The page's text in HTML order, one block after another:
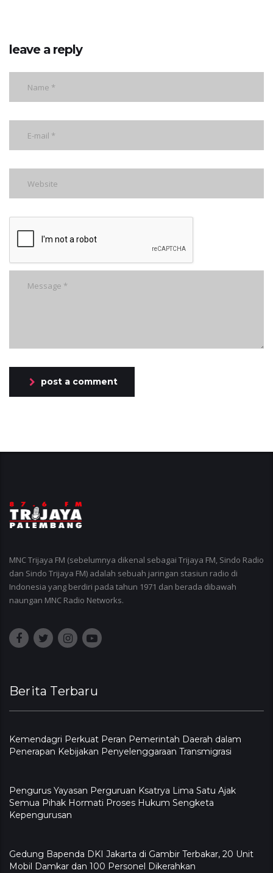
leave a reply
post a comment
MNC Trijaya FM (sebelumnya dikenal sebagai Trijaya FM, Sindo Radio
dan Sindo Trijaya FM) adalah sebuah jaringan stasiun radio di
Indonesia yang berdiri pada tahun 1971 dan berada dibawah
naungan MNC Radio Networks.
Berita Terbaru
Kemendagri Perkuat Peran Pemerintah Daerah dalam
Penerapan Kebijakan Penyelenggaraan Transmigrasi
Pengurus Yayasan Perguruan Ksatrya Lima Satu Ajak
Semua Pihak Hormati Proses Hukum Sengketa
Kepengurusan
Gedung Bapenda DKI Jakarta di Gambir Terbakar, 20 Unit
Mobil Damkar dan 100 Personel Dikerahkan